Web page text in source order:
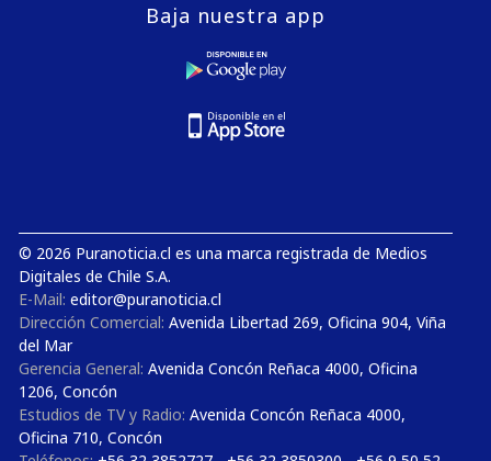
Baja nuestra app
© 2026 Puranoticia.cl es una marca registrada de Medios
Digitales de Chile S.A.
E-Mail: editor@puranoticia.cl
Dirección Comercial: Avenida Libertad 269, Oficina 904, Viña
del Mar
Gerencia General: Avenida Concón Reñaca 4000, Oficina
1206, Concón
Estudios de TV y Radio: Avenida Concón Reñaca 4000,
Oficina 710, Concón